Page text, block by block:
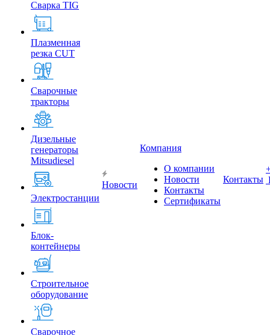
Сварка TIG
Плазменная
резка CUT
Сварочные
тракторы
Дизельные
генераторы
Mitsudiesel
Электростанции
Блок-
контейнеры
Строительное
оборудование
Сварочное
Новости
Компания
О компании
Новости
Контакты
Сертификаты
Контакты